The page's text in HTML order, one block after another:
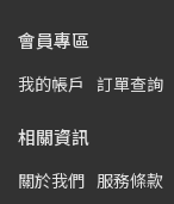
會員專區
我的帳戶 訂單查詢
相關資訊
關於我們 服務條款